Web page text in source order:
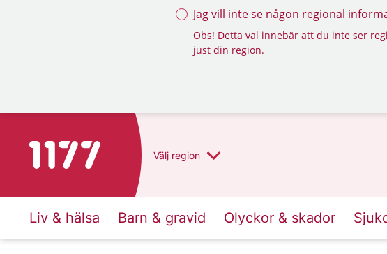
Jag vill inte se någon regional
Obs! Detta val innebär att du inte ser
just din region.
Till startsidan för 1177 Välj region
Liv & hälsa Barn & gravid Olyckor & skador